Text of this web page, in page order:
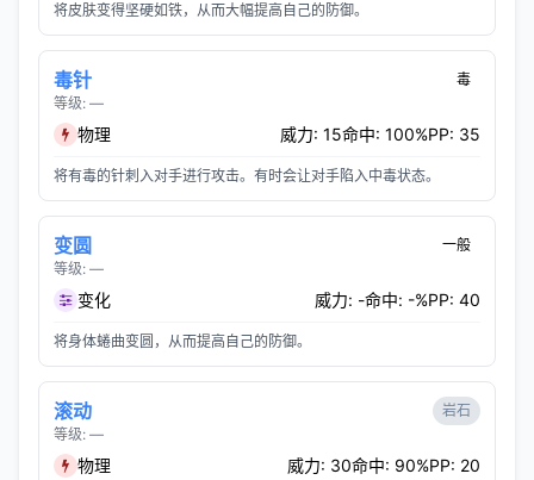
将皮肤变得坚硬如铁，从而大幅提高自己的防御。
毒针
等级: —
毒
物理 威力: 15命中: 100%PP: 35
将有毒的针刺入对手进行攻击。有时会让对手陷入中毒状态。
变圆
等级: —
一般
变化 威力: -命中: -%PP: 40
将身体蜷曲变圆，从而提高自己的防御。
滚动
等级: —
岩石
物理 威力: 30命中: 90%PP: 20